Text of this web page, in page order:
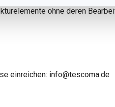
ohne deren
einreichen: info@tescoma.de